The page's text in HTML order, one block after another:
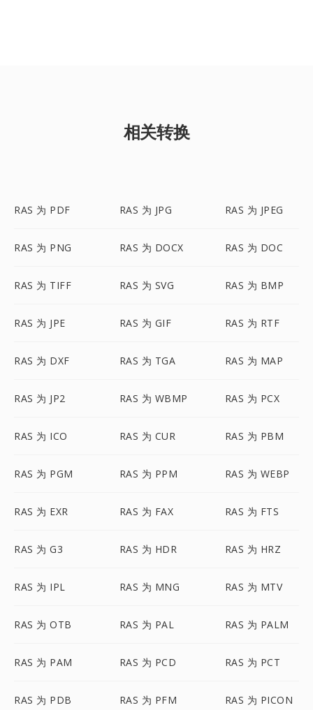
相关转换
RAS 为 PDF RAS 为 JPG RAS 为 JPEG
RAS 为 PNG RAS 为 DOCX RAS 为 DOC
RAS 为 TIFF RAS 为 SVG RAS 为 BMP
RAS 为 JPE RAS 为 GIF RAS 为 RTF
RAS 为 DXF RAS 为 TGA RAS 为 MAP
RAS 为 JP2 RAS 为 WBMP RAS 为 PCX
RAS 为 ICO RAS 为 CUR RAS 为 PBM
RAS 为 PGM RAS 为 PPM RAS 为 WEBP
RAS 为 EXR RAS 为 FAX RAS 为 FTS
RAS 为 G3 RAS 为 HDR RAS 为 HRZ
RAS 为 IPL RAS 为 MNG RAS 为 MTV
RAS 为 OTB RAS 为 PAL RAS 为 PALM
RAS 为 PAM RAS 为 PCD RAS 为 PCT
RAS 为 PDB RAS 为 PFM RAS 为 PICON